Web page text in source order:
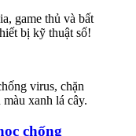
game thủ và bất
bị kỹ thuật số!
chống